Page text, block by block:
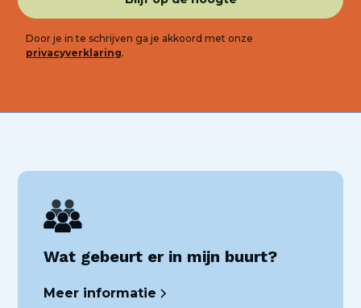
Door je in te schrijven ga je akkoord met onze
privacyverklaring.
Wat gebeurt er in mijn buurt?
Meer informatie